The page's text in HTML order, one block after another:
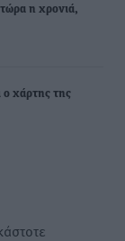
η χρονιά,
ο χάρτης της